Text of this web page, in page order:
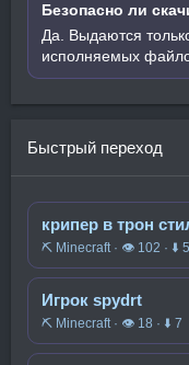
Безопасно ли
Да. Выдаются
исполняемых
Быстрый переход
крипер в трон
⛏️ Minecraft · 👁 102 · ⬇
Игрок spydrt
⛏️ Minecraft · 👁 18 · ⬇ 7